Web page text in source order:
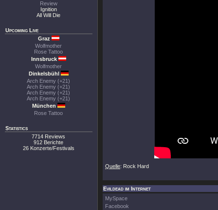
Review
Ignition
All Will Die
Upcoming Live
Graz
Wolfmother
Rose Tattoo
Innsbruck
Wolfmother
Dinkelsbühl
Arch Enemy (+21)
Arch Enemy (+21)
Arch Enemy (+21)
Arch Enemy (+21)
München
Rose Tattoo
Statistics
7714 Reviews
912 Berichte
26 Konzerte/Festivals
Quelle: Rock Hard
Evildead im Internet
MySpace
Facebook